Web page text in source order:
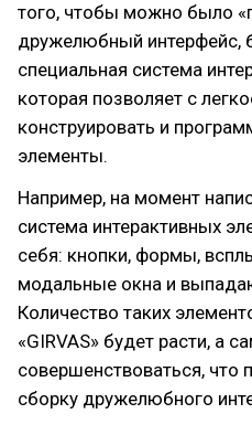
того, чтобы можно было
дружелюбный интерфейс,
специальная система
которая позволяет с
конструировать и
элементы.
Например, на момент
система интерактивных
себя: кнопки, формы,
модальные окна и
Количество таких
«GIRVAS» будет расти, а
совершенствоваться, что
сборку дружелюбного